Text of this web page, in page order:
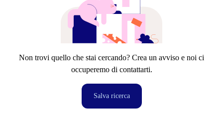
Non trovi quello che stai cercando? Crea un avviso e noi ci
occuperemo di contattarti.
Salva ricerca